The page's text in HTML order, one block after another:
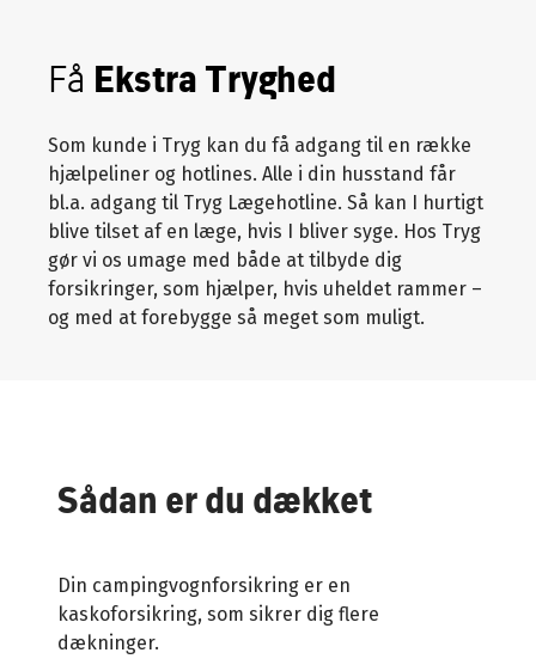
Få Ekstra Tryghed
Som kunde i Tryg kan du få adgang til en række
hjælpeliner og hotlines. Alle i din husstand får
bl.a. adgang til Tryg Lægehotline. Så kan I hurtigt
blive tilset af en læge, hvis I bliver syge. Hos Tryg
gør vi os umage med både at tilbyde dig
forsikringer, som hjælper, hvis uheldet rammer –
og med at forebygge så meget som muligt.
Sådan er du dækket
Din campingvognforsikring er en
kaskoforsikring, som sikrer dig flere
dækninger.